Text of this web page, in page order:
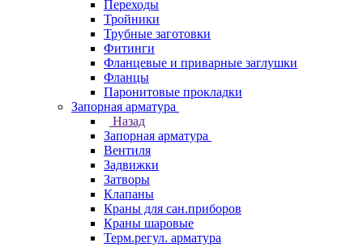
Переходы
Тройники
Трубные заготовки
Фитинги
Фланцевые и приварные заглушки
Фланцы
Паронитовые прокладки
Запорная арматура
Назад
Запорная арматура
Вентиля
Задвижки
Затворы
Клапаны
Краны для сан.приборов
Краны шаровые
Терм.регул. арматура